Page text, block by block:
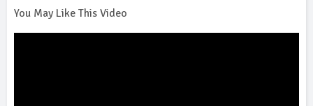
You May Like This Video